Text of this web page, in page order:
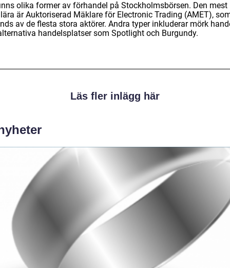
olika former av förhandel på Stockholmsbörsen. Den mest
är Auktoriserad Mäklare för Electronic Trading (AMET),
av de flesta stora aktörer. Andra typer inkluderar mörk
handelsplatser som Spotlight och Burgundy.
Läs fler inlägg här